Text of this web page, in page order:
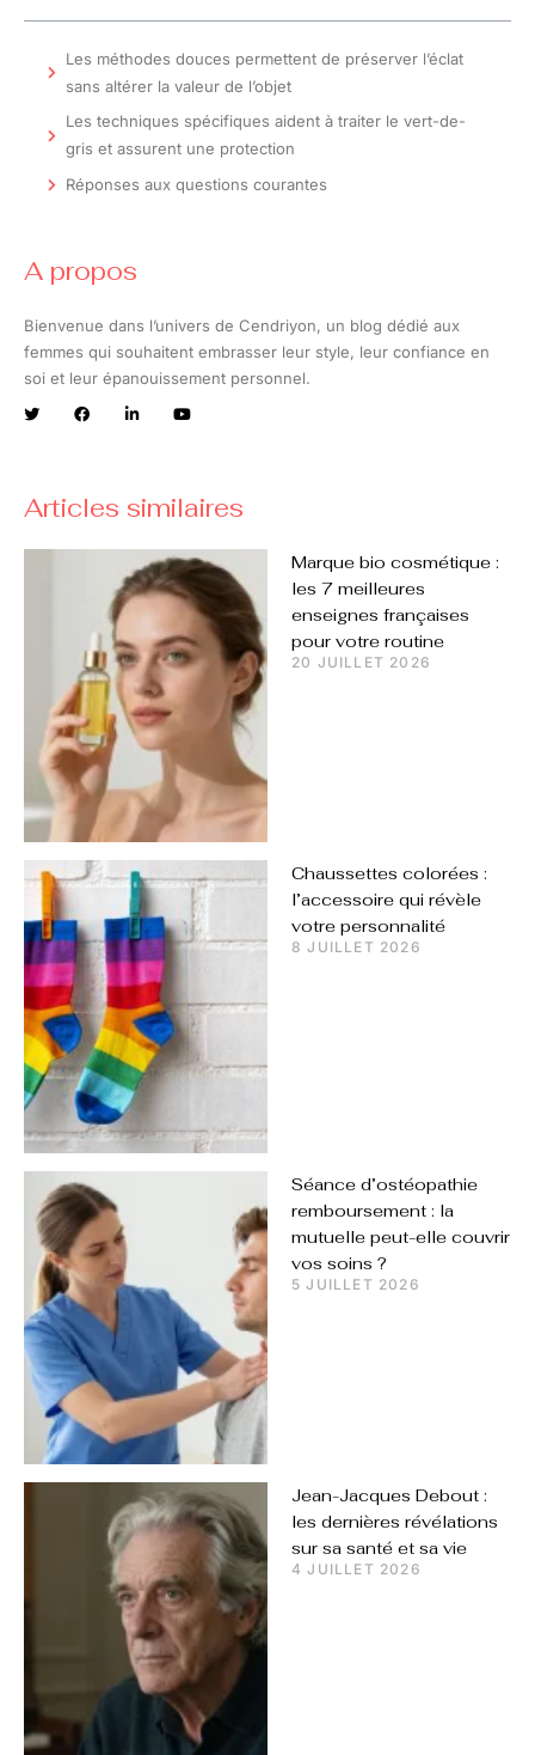
Les méthodes douces permettent de préserver l’éclat
sans altérer la valeur de l’objet
Les techniques spécifiques aident à traiter le vert-de-
gris et assurent une protection
Réponses aux questions courantes
A propos
Bienvenue dans l’univers de Cendriyon, un blog dédié aux
femmes qui souhaitent embrasser leur style, leur confiance en
soi et leur épanouissement personnel.
Articles similaires
Marque bio cosmétique :
les 7 meilleures
enseignes françaises
pour votre routine
20 JUILLET 2026
Chaussettes colorées :
l’accessoire qui révèle
votre personnalité
8 JUILLET 2026
Séance d’ostéopathie
remboursement : la
mutuelle peut-elle couvrir
vos soins ?
5 JUILLET 2026
Jean-Jacques Debout :
les dernières révélations
sur sa santé et sa vie
4 JUILLET 2026